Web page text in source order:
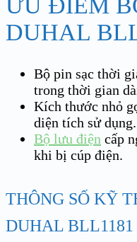
DUHAL
Bộ pin sạc thời
trong thời gian
Kích thước nhỏ
diện tích sử dụng.
Bộ lưu điện cấp
khi bị cúp điện.
THÔNG SỐ KỸ
DUHAL BLL1181